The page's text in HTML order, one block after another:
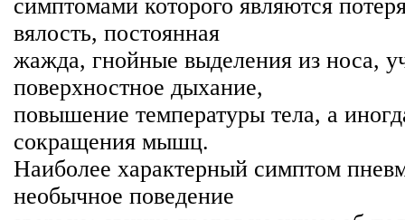
симптомами которого являются
вялость, постоянная
жажда, гнойные выделения из носа,
поверхностное дыхание,
повышение температуры тела, а
сокращения мышц.
Наиболее характерный симптом
необычное поведение